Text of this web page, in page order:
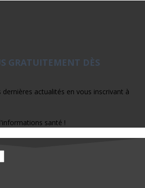
GRATUITEMENT DÈS
actualités en vous inscrivant à
santé !